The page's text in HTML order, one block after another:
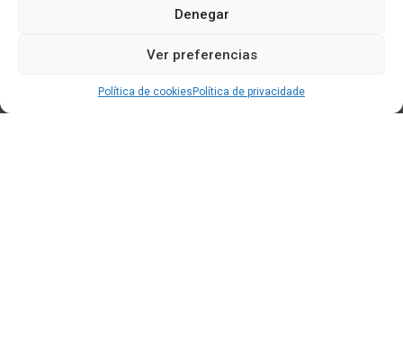
Denegar
Ver preferencias
Política de cookies Política de privacidade